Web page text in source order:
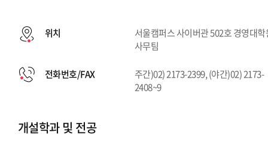
위치
서울캠퍼스 사이버관 502호 경영대
사무팀
전화번호/FAX
주간)02) 2173-2399, (야간)02) 2173-
2408~9
개설학과 및 전공